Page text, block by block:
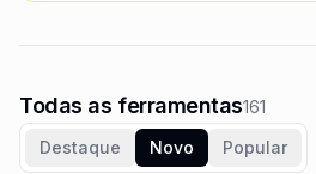
Todas as ferramentas161
Destaque
Novo Popular